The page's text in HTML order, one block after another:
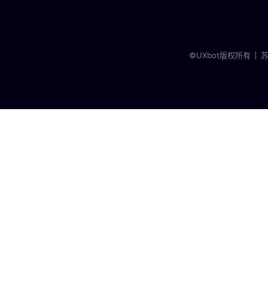
©UXbot版权所有